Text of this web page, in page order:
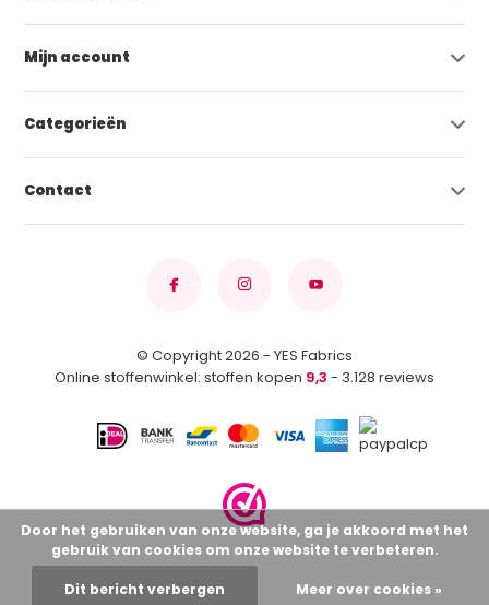
Mijn account
Categorieën
Contact
© Copyright 2026 - YES Fabrics
Online stoffenwinkel: stoffen kopen 9,3 - 3.128 reviews
Door het gebruiken van onze website, ga je akkoord met het
gebruik van cookies om onze website te verbeteren.
Dit bericht verbergen Meer over cookies »